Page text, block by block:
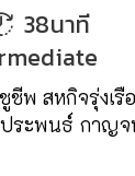
38นาที
ชีพ สหกิจรุ่งเ
ระพนธ์ กาญ